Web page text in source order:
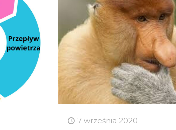
7 września 2020